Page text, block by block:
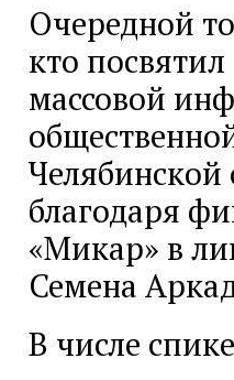
Очередной
кто
массовой
Челябинской
благодаря
«Микар» в
Семена
В числе